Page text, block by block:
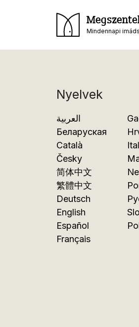
Mindennapi
Nyelvek
العربية
Беларуская
Català
Česky
简体中文
繁體中文
Deutsch
English
Español
Français